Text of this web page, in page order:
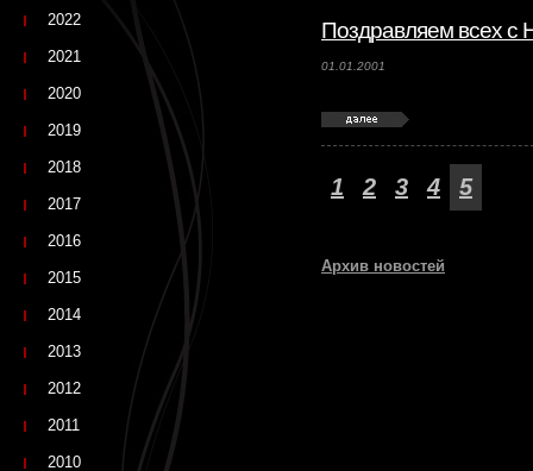
Поздравляем всех с
01.01.2001
1 2 3 4 5
Архив новостей
2022
2021
2020
2019
2018
2017
2016
2015
2014
2013
2012
2011
2010